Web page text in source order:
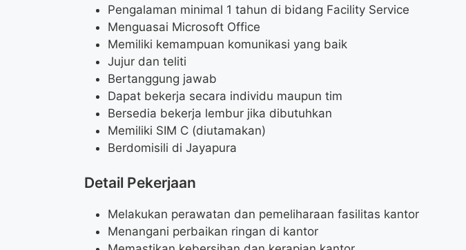
Pengalaman minimal 1 tahun di bidang Facility Service
Menguasai Microsoft Office
Memiliki kemampuan komunikasi yang baik
Jujur dan teliti
Bertanggung jawab
Dapat bekerja secara individu maupun tim
Bersedia bekerja lembur jika dibutuhkan
Memiliki SIM C (diutamakan)
Berdomisili di Jayapura
Detail Pekerjaan
Melakukan perawatan dan pemeliharaan fasilitas kantor
Menangani perbaikan ringan di kantor